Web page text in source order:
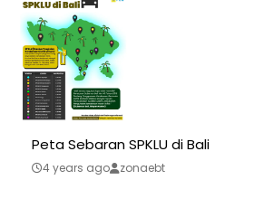
Peta Sebaran SPKLU di Bali
4 years ago zonaebt